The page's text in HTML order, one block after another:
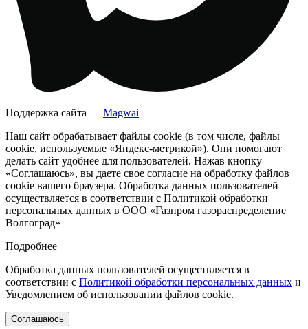
Поддержка сайта — Magwai
Наш сайт обрабатывает файлы cookie (в том числе, файлы
cookie, используемые «Яндекс-метрикой»). Они помогают
делать сайт удобнее для пользователей. Нажав кнопку
«Соглашаюсь», вы даете свое согласие на обработку файлов
cookie вашего браузера. Обработка данных пользователей
осуществляется в соответствии с Политикой обработки
персональных данных в ООО «Газпром газораспределение
Волгоград»
Подробнее
Обработка данных пользователей осуществляется в
соответствии с Политикой обработки персональных данных и
Уведомлением об использовании файлов cookie.
Соглашаюсь